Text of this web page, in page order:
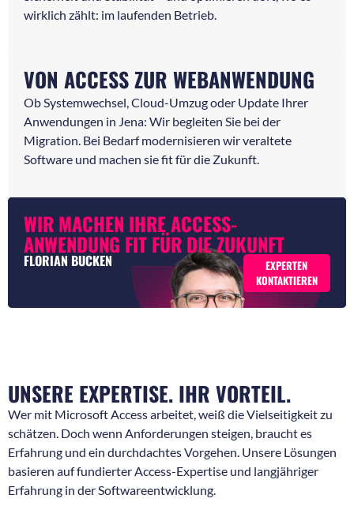
wirklich zählt: im laufenden Betrieb.
VON ACCESS ZUR WEBANWENDUNG
Ob Systemwechsel, Cloud-Umzug oder Update Ihrer
Anwendungen in Jena: Wir begleiten Sie bei der
Migration. Bei Bedarf modernisieren wir veraltete
Software und machen sie fit für die Zukunft.
WIR MACHEN IHRE ACCESS-
ANWENDUNG FIT FÜR DIE ZUKUNFT
FLORIAN BUCKEN
EXPERTEN
KONTAKTIEREN
UNSERE EXPERTISE. IHR VORTEIL.
Wer mit Microsoft Access arbeitet, weiß die Vielseitigkeit zu
schätzen. Doch wenn Anforderungen steigen, braucht es
Erfahrung und ein durchdachtes Vorgehen. Unsere Lösungen
basieren auf fundierter Access-Expertise und langjähriger
Erfahrung in der Softwareentwicklung.